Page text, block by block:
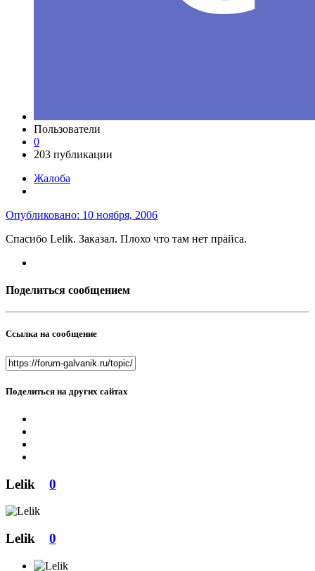
Пользователи
0
203 публикации
Жалоба
Опубликовано: 10 ноября, 2006
Спасибо Lelik. Заказал. Плохо что там нет прайса.
Поделиться сообщением
Ссылка на сообщение
Поделиться на других сайтах
Lelik 0
Lelik 0